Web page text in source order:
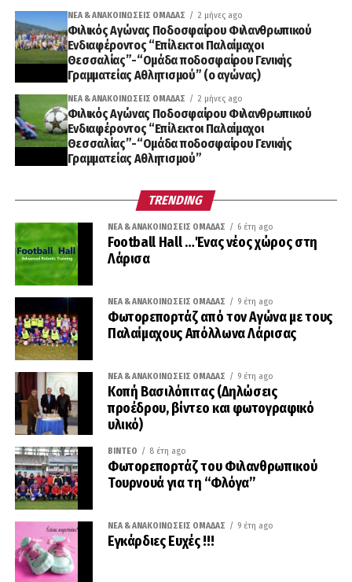
ΝΈΑ & ΑΝΑΚΟΙΝΏΣΕΙΣ ΟΜΆΔΑΣ 2 μήνες ago
Φιλικός Αγώνας Ποδοσφαίρου Φιλανθρωπικού
Ενδιαφέροντος “Επίλεκτοι Παλαίμαχοι
Θεσσαλίας”-“Ομάδα ποδοσφαίρου Γενικής
Γραμματείας Αθλητισμού” (ο αγώνας)
ΝΈΑ & ΑΝΑΚΟΙΝΏΣΕΙΣ ΟΜΆΔΑΣ 2 μήνες ago
Φιλικός Αγώνας Ποδοσφαίρου Φιλανθρωπικού
Ενδιαφέροντος “Επίλεκτοι Παλαίμαχοι
Θεσσαλίας”-“Ομάδα ποδοσφαίρου Γενικής
Γραμματείας Αθλητισμού”
TRENDING
ΝΈΑ & ΑΝΑΚΟΙΝΏΣΕΙΣ ΟΜΆΔΑΣ 6 έτη ago
Football Hall …Ένας νέος χώρος στη
Λάρισα
ΝΈΑ & ΑΝΑΚΟΙΝΏΣΕΙΣ ΟΜΆΔΑΣ 9 έτη ago
Φωτορεπορτάζ από τον Αγώνα με τους
Παλαίμαχους Απόλλωνα Λάρισας
ΝΈΑ & ΑΝΑΚΟΙΝΏΣΕΙΣ ΟΜΆΔΑΣ 9 έτη ago
Κοπή Βασιλόπιτας (Δηλώσεις
προέδρου, βίντεο και φωτογραφικό
υλικό)
ΒΊΝΤΕΟ 8 έτη ago
Φωτορεπορτάζ του Φιλανθρωπικού
Τουρνουά για τη “Φλόγα”
ΝΈΑ & ΑΝΑΚΟΙΝΏΣΕΙΣ ΟΜΆΔΑΣ 9 έτη ago
Εγκάρδιες Ευχές !!!